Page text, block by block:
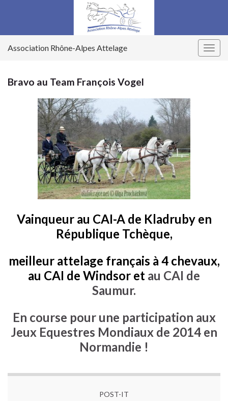
Association Rhône-Alpes Attelage
Bravo au Team François Vogel
Vainqueur au CAI-A de Kladruby en
République Tchèque,
meilleur attelage français à 4 chevaux,
au CAI de Windsor et au CAI de
Saumur.
En course pour une participation aux
Jeux Equestres Mondiaux de 2014 en
Normandie !
POST-IT